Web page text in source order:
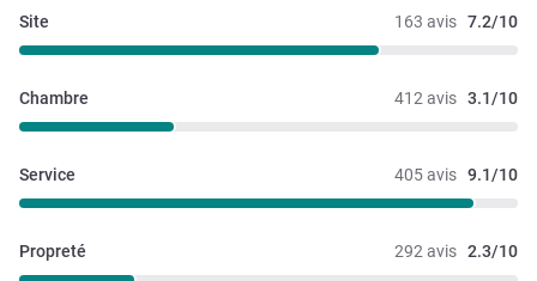
163 avis 7.2/10
Site
412 avis 3.1/10
Chambre
405 avis 9.1/10
Service
292 avis 2.3/10
Propreté